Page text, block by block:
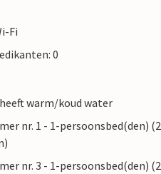
Fi
0
warm/koud water
nr. 1 - 1-persoonsbed(den) (2
nr. 3 - 1-persoonsbed(den) (2